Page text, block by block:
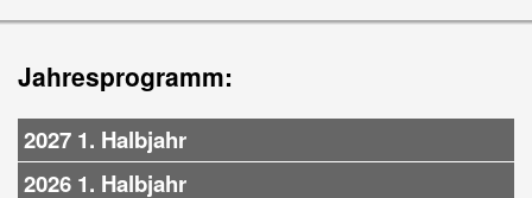
Jahresprogramm:
2027 1. Halbjahr
2026 1. Halbjahr